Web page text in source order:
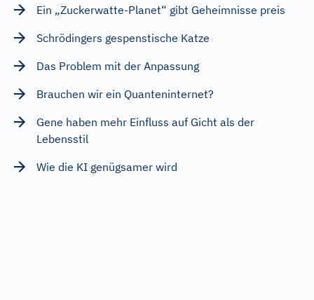
Ein „Zuckerwatte-Planet“ gibt Geheimnisse preis
Schrödingers gespenstische Katze
Das Problem mit der Anpassung
Brauchen wir ein Quanteninternet?
Gene haben mehr Einfluss auf Gicht als der
Lebensstil
Wie die KI genügsamer wird